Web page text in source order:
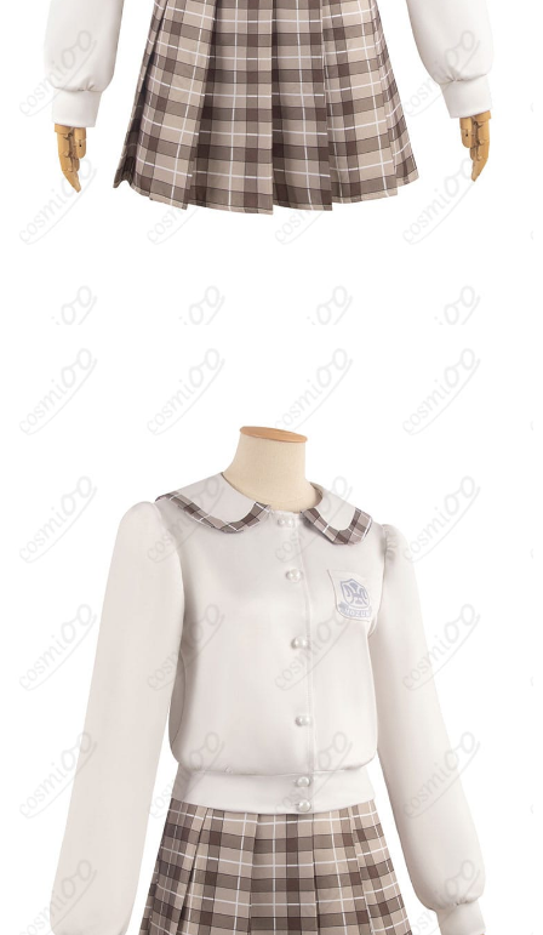
収納方法
ハンガーに吊るす、収納ケースに入れる、
衣装袋に保管
商品状態
新品未使用
洗濯方法
手洗い推奨、漂白不可
春日野悠の双子の妹。両親を事故で亡くし、兄と共に山間の田舎
町・奥木染へ越して祖父の家で暮らし始める。体が弱く人見知り
は強い独占欲と依存心を抱える。家庭では白系ワンピース等の私
服姿も多いが、イベントや撮影では学園制服が最も認知度が高